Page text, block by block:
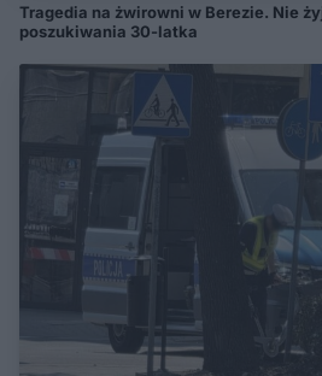
Tragedia na żwirowni w Berezie. Nie
poszukiwania 30-latka